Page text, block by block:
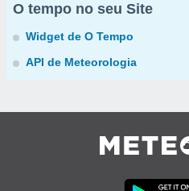
O tempo no seu Site
Widget de O Tempo
API de Meteorologia